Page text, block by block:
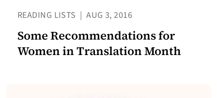
READING LISTS | AUG 3, 2016
Some Recommendations for
Women in Translation Month